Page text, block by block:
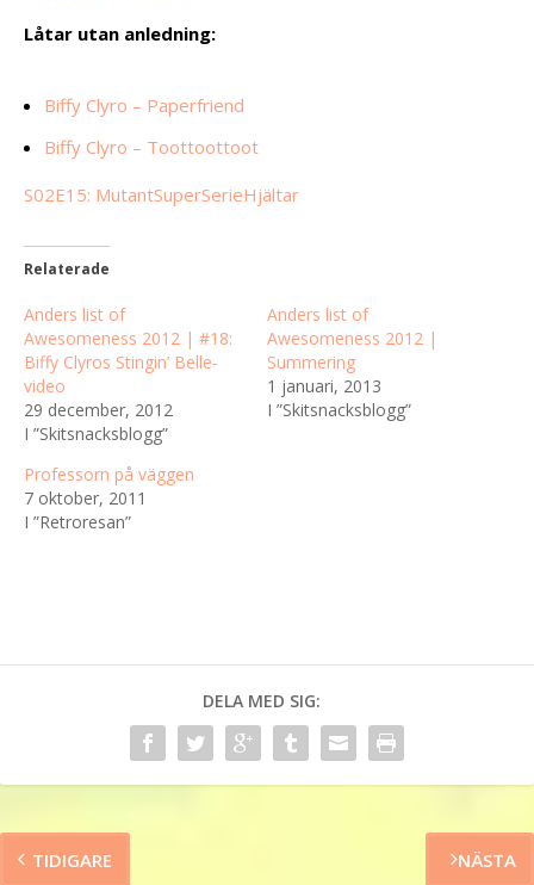
Låtar utan anledning:
Biffy Clyro – Paperfriend
Biffy Clyro – Toottoottoot
S02E15: MutantSuperSerieHjältar
Relaterade
Anders list of
Awesomeness 2012 | #18:
Biffy Clyros Stingin’ Belle-
video
29 december, 2012
I ”Skitsnacksblogg”
Anders list of
Awesomeness 2012 |
Summering
1 januari, 2013
I ”Skitsnacksblogg”
Professorn på väggen
7 oktober, 2011
I ”Retroresan”
DELA MED SIG:
TIDIGARE NÄSTA